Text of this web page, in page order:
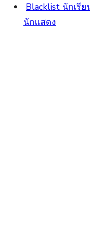
Blacklist นักเรี
นักแสดง